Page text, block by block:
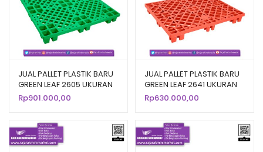
JUAL PALLET PLASTIK BARU
GREEN LEAF 2605 UKURAN
120x120x14 CM
Rp901.000,00
JUAL PALLET PLASTIK BARU
GREEN LEAF 2641 UKURAN
120x100x14 CM
Rp630.000,00